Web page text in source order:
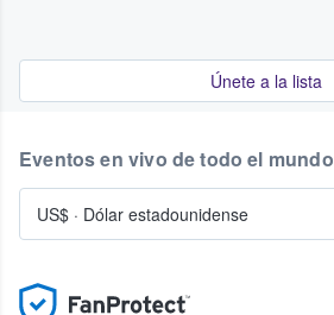
Únete a la lista
Eventos en vivo de todo el mundo
US$ · Dólar estadounidense